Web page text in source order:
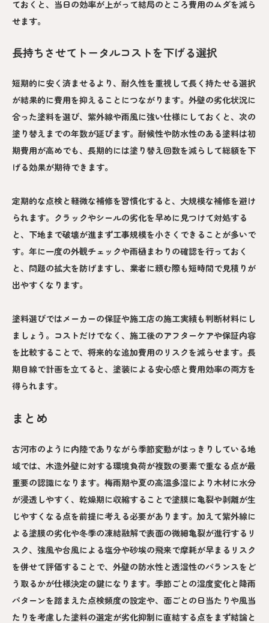
ておくと、当日の効率が上がって結局のところ費用のムダを減ら
せます。
長持ちさせてトータルコストを下げる選択
短期的に安く済ませるより、耐久性を重視して長く持たせる選択
が結果的に費用を抑えることにつながります。外壁の劣化状況に
合った塗料を選び、紫外線や雨風に強い仕様にしておくと、次の
塗り替えまでの年数が延びます。耐候性や防水性のある塗料は初
期費用が高めでも、長期的には塗り替え回数を減らして総額を下
げる効果が期待できます。
定期的な点検と軽微な補修を習慣化すると、大規模な補修を避け
られます。クラックやシールの劣化を早めに見つけて対処する
と、下地まで破壊が進まず工事規模を小さくできることが多いで
す。年に一度の外観チェックや雨樋まわりの確認を行っておく
と、問題の拡大を防げますし、業者に頼む際も短時間で見積りが
出やすくなります。
塗料選びではメーカーの保証や施工店の施工実績も判断材料にし
ましょう。コストだけでなく、施工後のアフターケアや保証内容
を比較することで、将来的な追加費用のリスクを減らせます。長
期目線で計画を立てると、塗装による安心感と費用効率の両方を
得られます。
まとめ
古河市のように内陸でありながら季節変動がはっきりしている地
域では、木造外壁に対する環境負荷が複数の要素で重なる点が最
重要の認識になります。梅雨期や夏の高温多湿により木材に水分
が浸透しやすく、乾燥期に収縮することで塗膜に亀裂や剥離が生
じやすくなる点を前提に考える必要があります。加えて紫外線に
よる塗膜の劣化や冬季の凍結融解で表面の微細亀裂が進行するリ
スク、強風や台風による塩分や砂埃の飛来で摩耗が早まるリスク
を併せて評価することで、外壁の防水性と透湿性のバランスをど
う取るかが仕様決定の鍵になります。季節ごとの湿度変化と降雨
パターンを踏まえた点検頻度の設定や、面ごとの日当たりや風当
たりを考慮した塗料の選定が劣化抑制に直結する点をまず結論と